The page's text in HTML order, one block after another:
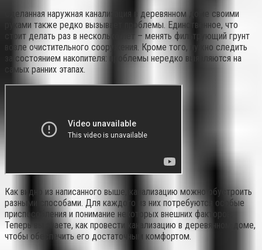
Сделанная наружная канализация в деревянном доме своими
руками также редко вызывает проблемы. Единственное, что
стоит делать раз в несколько лет – менять фильтрующий грунт
возле очистительного сооружения. Кроме того, нужно следить
за состоянием накопителя: проблемы нередко выявляются на
самых ранних этапах.
Как видно из написанного выше, канализацию можно обустроить
разными способами. Для каждого из них потребуются особые
приспособления и понимание некоторых внешних факторов.
Теперь вы знаете, как провести канализацию в деревянном доме,
чтобы обеспечить его достаточным комфортом.